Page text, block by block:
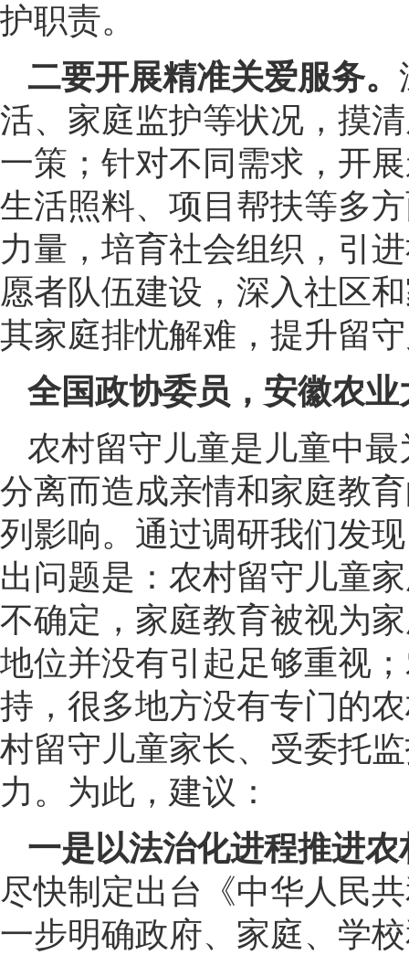
护职责。
二要开展精准关爱服务。
活、家庭监护等状况，摸
一策；针对不同需求，开
生活照料、项目帮扶等多
力量，培育社会组织，引
愿者队伍建设，深入社区
其家庭排忧解难，提升留
全国政协委员，安徽农
农村留守儿童是儿童中
分离而造成亲情和家庭教
列影响。通过调研我们发
出问题是：农村留守儿童
不确定，家庭教育被视为
地位并没有引起足够重视
持，很多地方没有专门的
村留守儿童家长、受委托
力。为此，建议：
一是以法治化进程推进
尽快制定出台《中华人民
一步明确政府、家庭、学